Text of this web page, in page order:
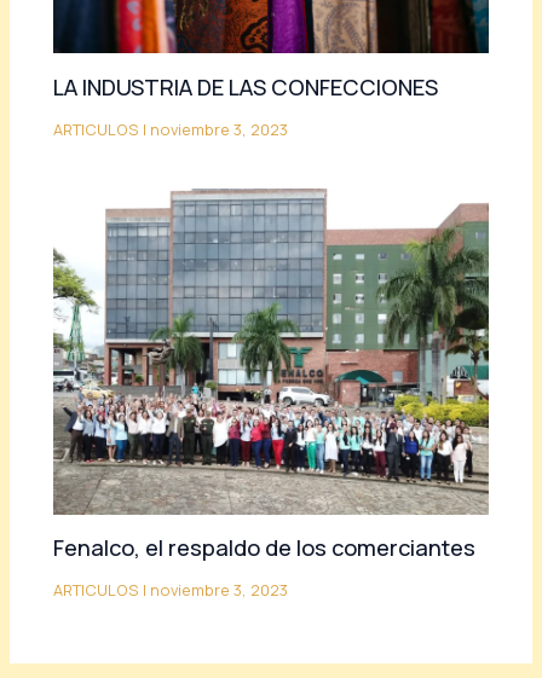
LA INDUSTRIA DE LAS CONFECCIONES
ARTICULOS | noviembre 3, 2023
Fenalco, el respaldo de los comerciantes
ARTICULOS | noviembre 3, 2023